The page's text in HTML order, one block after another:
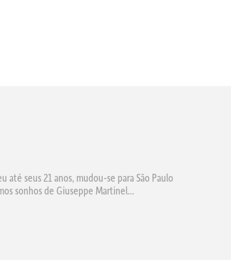
até seus 21 anos, mudou-se para São Paulo
sonhos de Giuseppe Martinel...